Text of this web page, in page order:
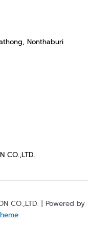
Nonthaburi
CO.,LTD.
CO.,LTD. | Powered by